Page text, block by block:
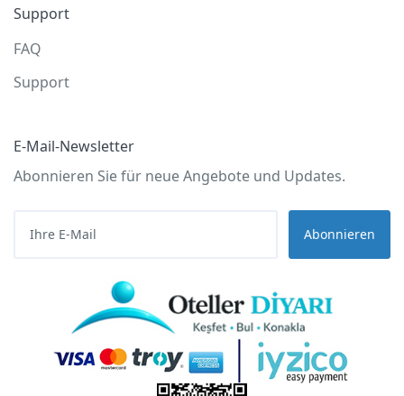
Support
FAQ
Support
E-Mail-Newsletter
Abonnieren Sie für neue Angebote und Updates.
Abonnieren